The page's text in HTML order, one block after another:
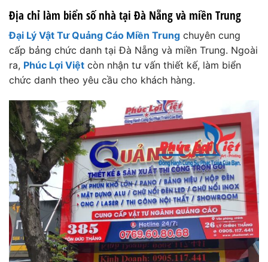
Địa chỉ làm biển số nhà tại Đà Nẵng và miền Trung
Đại Lý Vật Tư Quảng Cáo Miền Trung chuyên cung
cấp bảng chức danh tại Đà Nẵng và miền Trung. Ngoài
ra, Phúc Lợi Việt còn nhận tư vấn thiết kế, làm biển
chức danh theo yêu cầu cho khách hàng.